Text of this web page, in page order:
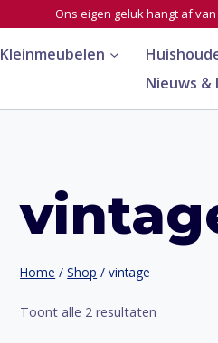
Ons eigen geluk hangt af
Kleinmeubelen
Nieuws &
Home / Shop / vintage
Toont alle 2 resultaten